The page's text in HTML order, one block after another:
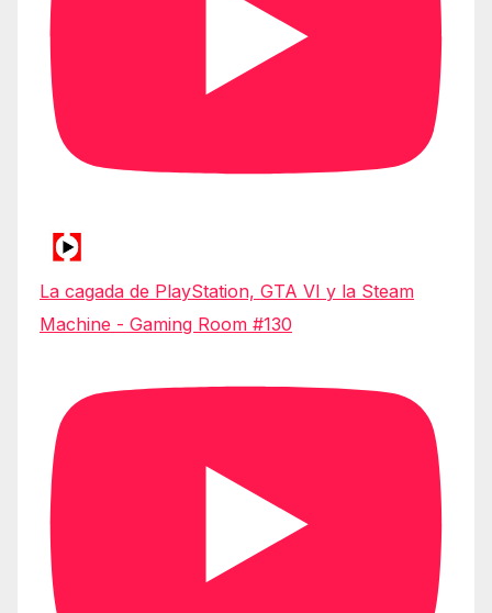
La cagada de PlayStation, GTA VI y la Steam
Machine - Gaming Room #130